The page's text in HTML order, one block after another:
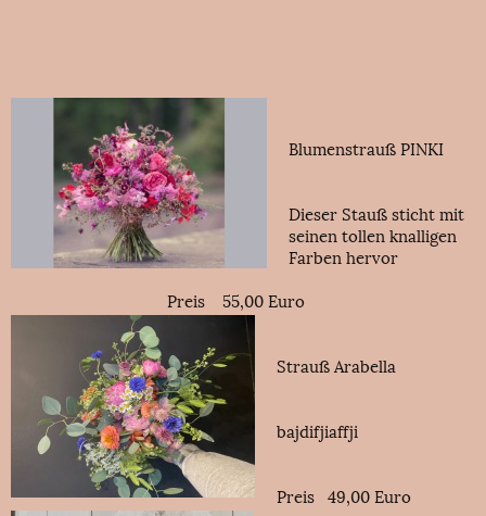
Blumenstrauß PINKI
Dieser Stauß sticht mit
seinen tollen knalligen
Farben hervor
Preis 55,00 Euro
Strauß Arabella
bajdifjiaffji
Preis 49,00 Euro